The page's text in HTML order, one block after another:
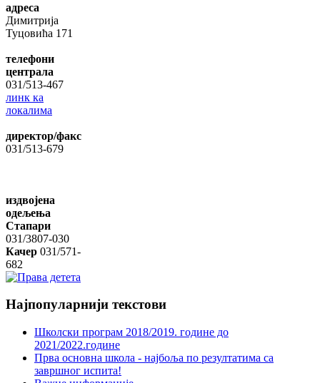
адреса
Димитрија
Туцовића 171
телефони
централа
031/513-467
линк ка
локалима
директор/факс
031/513-679
издвојена
одељења
Стапари
031/3807-030
Качер 031/571-
682
Најпопуларнији текстови
Школски програм 2018/2019. године дo
2021/2022.године
Прва основна школа - најбоља по резултатима са
завршног испита!